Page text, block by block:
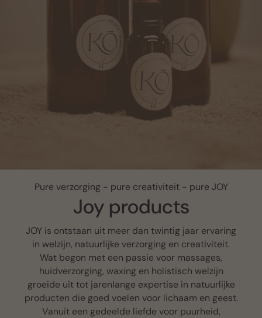
Pure verzorging - pure creativiteit - pure JOY
Joy products
JOY is ontstaan uit meer dan twintig jaar ervaring
in welzijn, natuurlijke verzorging en creativiteit.
Wat begon met een passie voor massages,
huidverzorging, waxing en holistisch welzijn
groeide uit tot jarenlange expertise in natuurlijke
producten die goed voelen voor lichaam en geest.
Vanuit een gedeelde liefde voor puurheid,